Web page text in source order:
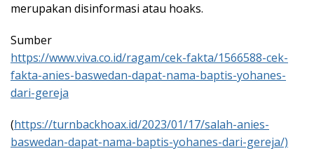
merupakan disinformasi atau hoaks.
Sumber
https://www.viva.co.id/ragam/cek-fakta/1566588-cek-
fakta-anies-baswedan-dapat-nama-baptis-yohanes-
dari-gereja
(https://turnbackhoax.id/2023/01/17/salah-anies-
baswedan-dapat-nama-baptis-yohanes-dari-gereja/)